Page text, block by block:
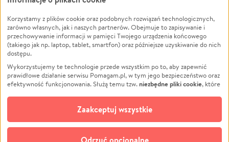
Leczenie
Zwierzęta
Pożar
Ukraina
Pomoc Finansowa
Projekty
Pogrzeb
Społeczność lokalna
Kultura
Powódź
Wichura
NGO
Edukacja
Podróż
Impreza
Ochrona środowiska
Biznes
Korzystamy z plików cookie oraz podobnych rozwiązań technologicznych,
zarówno własnych, jak i naszych partnerów. Obejmuje to zapisywanie i
przechowywanie informacji w pamięci Twojego urządzenia końcowego
(takiego jak np. laptop, tablet, smartfon) oraz późniejsze uzyskiwanie do nich
dostępu.
Wykorzystujemy te technologie przede wszystkim po to, aby zapewnić
prawidłowe działanie serwisu Pomagam.pl, w tym jego bezpieczeństwo oraz
efektywność funkcjonowania. Służą temu tzw.niezbędne pliki cookie, które
opcjonalnych plików cookie
technologii do celów analitycznych i retargetingowych. Możesz wyrazić
zgodę na ich stosowanie lub jej odmówić. W dowolnym momencie masz
możliwość zmiany swoich preferencji na stronie „Zarządzaj zgodami cookie”,
Zaakceptuj wszystkie